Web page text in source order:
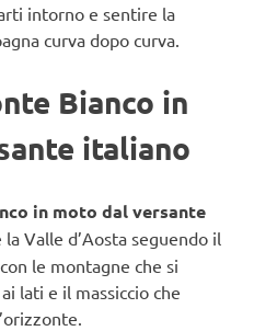
intorno e sentire la
curva dopo curva.
Bianco in
italiano
in moto dal versante
Valle d’Aosta seguendo il
le montagne che si
lati e il massiccio che